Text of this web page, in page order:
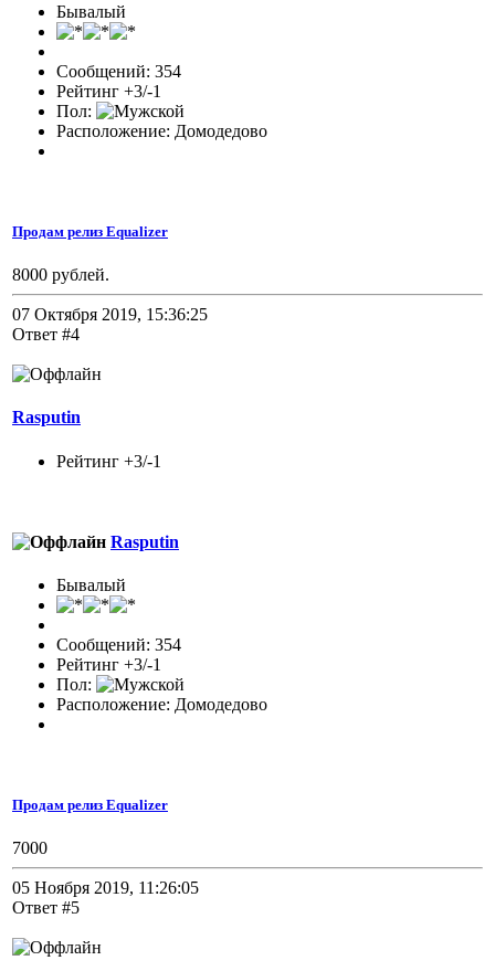
Бывалый
Сообщений: 354
Рейтинг +3/-1
Пол:
Расположение: Домодедово
Продам релиз Equalizer
8000 рублей.
07 Октября 2019, 15:36:25
Ответ #4
Rasputin
Рейтинг +3/-1
Rasputin
Бывалый
Сообщений: 354
Рейтинг +3/-1
Пол:
Расположение: Домодедово
Продам релиз Equalizer
7000
05 Ноября 2019, 11:26:05
Ответ #5